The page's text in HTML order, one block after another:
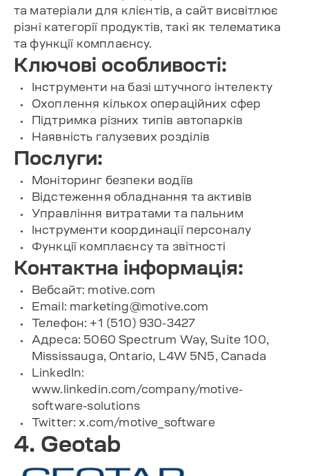
та матеріали для клієнтів, а сайт висвітлює
різні категорії продуктів, такі як телематика
та функції комплаєнсу.
Ключові особливості:
Інструменти на базі штучного інтелекту
Охоплення кількох операційних сфер
Підтримка різних типів автопарків
Наявність галузевих розділів
Послуги:
Моніторинг безпеки водіїв
Відстеження обладнання та активів
Управління витратами та пальним
Інструменти координації персоналу
Функції комплаєнсу та звітності
Контактна інформація:
Вебсайт: motive.com
Email: marketing@motive.com
Телефон: +1 (510) 930-3427
Адреса: 5060 Spectrum Way, Suite 100,
Mississauga, Ontario, L4W 5N5, Canada
LinkedIn:
www.linkedin.com/company/motive-
software-solutions
Twitter: x.com/motive_software
4. Geotab